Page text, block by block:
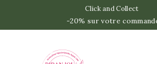
Click and Collect
-20% sur votre